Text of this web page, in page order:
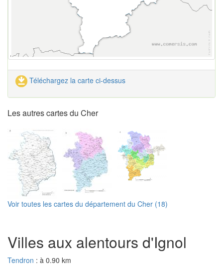
Téléchargez la carte ci-dessus
Les autres cartes du Cher
Voir toutes les cartes du département du Cher (18)
Villes aux alentours d'Ignol
Tendron : à 0.90 km